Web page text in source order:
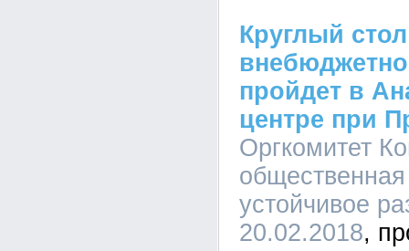
Круглый
пройдет в
центре при
Оргкомитет
устойчивое
20.02.2018